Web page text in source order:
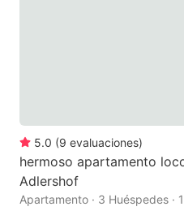
5.0 (9 evaluaciones)
hermoso apartamento
Adlershof
Apartamento · 3 Huéspedes ·